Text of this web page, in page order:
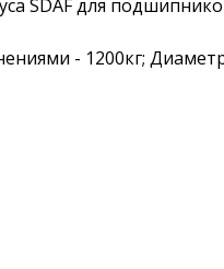
SDAF для
- 1200кг;